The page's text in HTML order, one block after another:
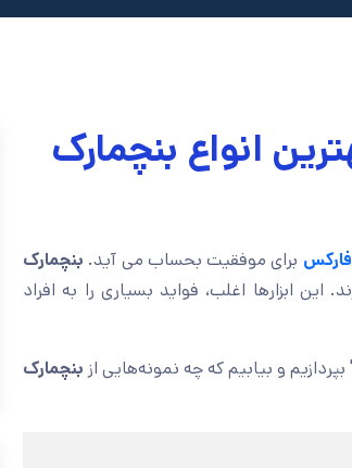
انواع بنچمارک
برای موفقیت بحساب می آید. بنچمارک
ابزارها اغلب، فواید بسیاری را به افراد
بپردازیم و بیابیم که چه نمونه‌هایی از بنچمارک